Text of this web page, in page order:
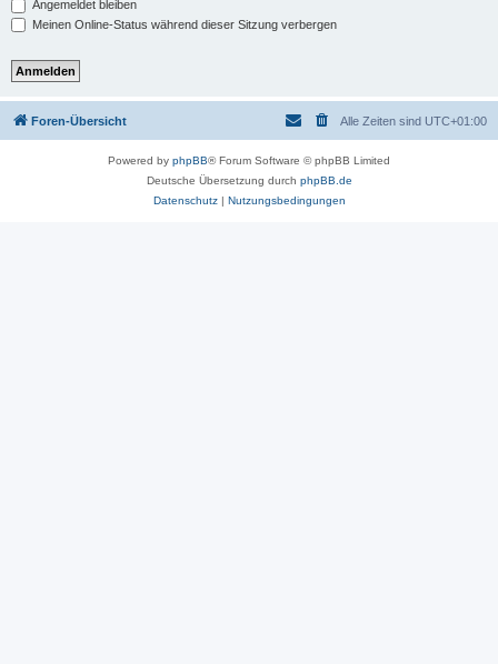
Angemeldet bleiben
Meinen Online-Status während dieser Sitzung verbergen
Foren-Übersicht Alle Zeiten sind UTC+01:00
Powered by phpBB® Forum Software © phpBB Limited
Deutsche Übersetzung durch phpBB.de
Datenschutz| Nutzungsbedingungen